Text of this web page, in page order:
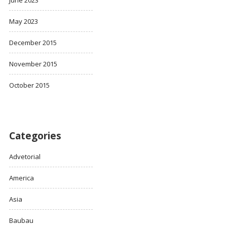
May 2023
December 2015
November 2015
October 2015
Categories
Advetorial
America
Asia
Baubau